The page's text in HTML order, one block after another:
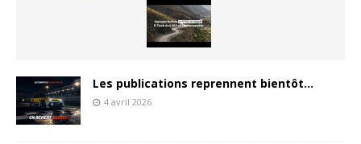
Les publications reprennent bientôt…
4 avril 2026